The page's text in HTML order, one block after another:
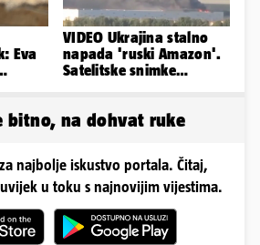
Eva
VIDEO Ukrajina stalno
napada 'ruski Amazon'.
Satelitske snimke
bitno, na dohvat ruke
najbolje iskustvo portala. Čitaj,
u toku s najnovijim vijestima.